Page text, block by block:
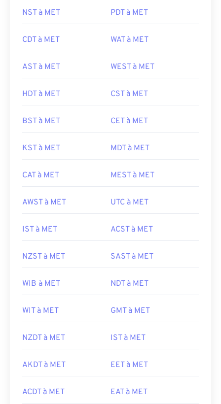
NST à MET PDT à MET
CDT à MET WAT à MET
AST à MET WEST à MET
HDT à MET CST à MET
BST à MET CET à MET
KST à MET MDT à MET
CAT à MET MEST à MET
AWST à MET UTC à MET
IST à MET ACST à MET
NZST à MET SAST à MET
WIB à MET NDT à MET
WIT à MET GMT à MET
NZDT à MET IST à MET
AKDT à MET EET à MET
ACDT à MET EAT à MET